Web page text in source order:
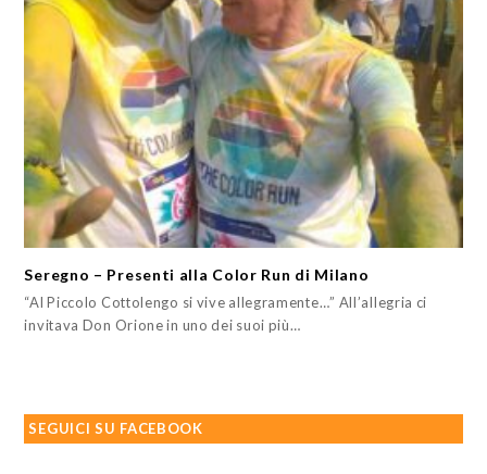
Seregno – Presenti alla Color Run di Milano
“Al Piccolo Cottolengo si vive allegramente…” All’allegria ci
invitava Don Orione in uno dei suoi più…
SEGUICI SU FACEBOOK